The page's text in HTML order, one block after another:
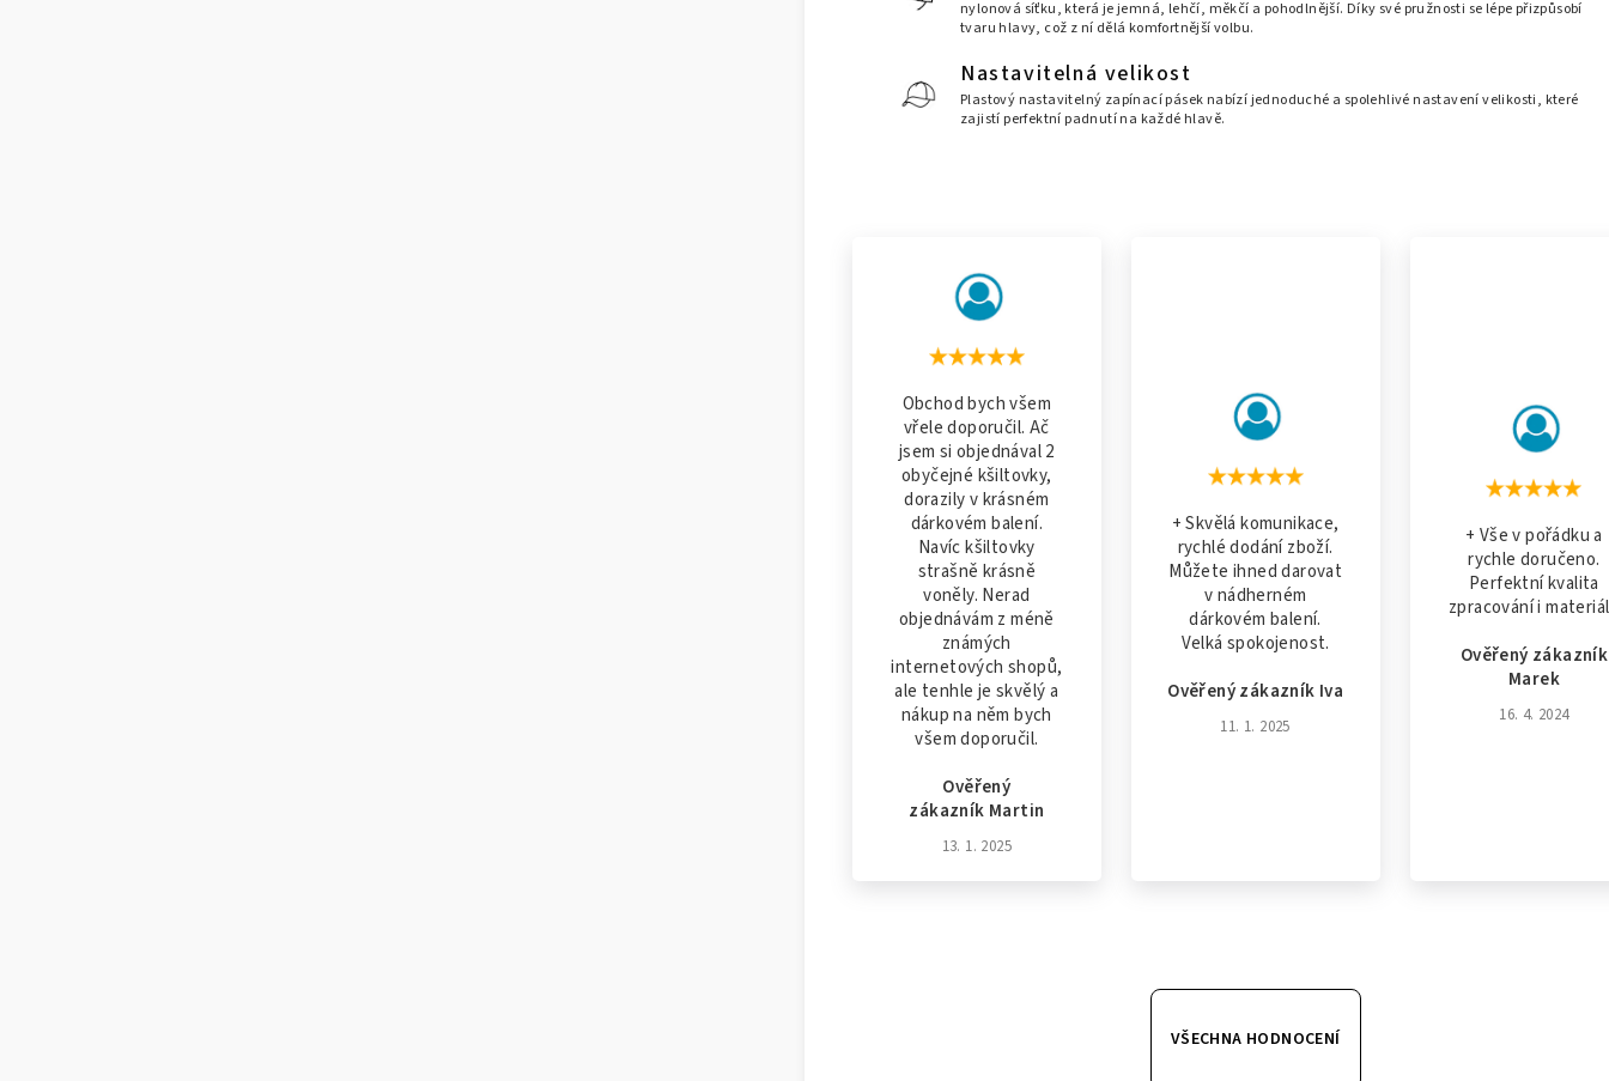
nylonová síťku, která je jemná, lehčí, měkčí a pohodlnější. Díky své pružnosti se lépe přizpůsobí
tvaru hlavy, což z ní dělá komfortnější volbu.
Nastavitelná velikost
Plastový nastavitelný zapínací pásek nabízí jednoduché a spolehlivé nastavení velikosti, které
zajistí perfektní padnutí na každé hlavě.
Obchod bych všem
vřele doporučil. Ač
jsem si objednával 2
obyčejné kšiltovky,
dorazily v krásném
dárkovém balení.
Navíc kšiltovky
strašně krásně
voněly. Nerad
objednávám z méně
známých
internetových shopů,
ale tenhle je skvělý a
nákup na něm bych
všem doporučil.
Ověřený
zákazník Martin
13. 1. 2025
+ Skvělá komunikace,
rychlé dodání zboží.
Můžete ihned darovat
v nádherném
dárkovém balení.
Velká spokojenost.
Ověřený zákazník Iva
11. 1. 2025
+ Vše v pořádku a
rychle doručeno.
Perfektní kvalita
zpracování i
Ověřený zákazník
Marek
16. 4. 2024
VŠECHNA HODNOCENÍ